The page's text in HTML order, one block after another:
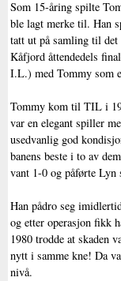
Som 15-åring spilte
ble lagt merke til. Han
tatt ut på samling til
Kåfjord åttendedels
I.L.) med Tommy som
Tommy kom til TIL i
var en elegant spiller
usedvanlig god
banens beste i to av
vant 1-0 og påførte Lyn
Han pådro seg
og etter operasjon fikk
1980 trodde at skaden
nytt i samme kne! Da
nivå.